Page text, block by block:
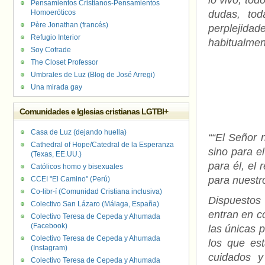
dudas,
““El
sino para
para él, el
para
entran en
las únicas
los que
cuidados
Pensamientos Cristianos-Pensamientos
Homoeróticos
Père Jonathan (francés)
Refugio Interior
Soy Cofrade
The Closet Professor
Umbrales de Luz (Blog de José Arregi)
Una mirada gay
Comunidades e Iglesias cristianas LGTBI+
Casa de Luz (dejando huella)
Cathedral of Hope/Catedral de la Esperanza
(Texas, EE.UU.)
Católicos homo y bisexuales
CCEI "El Camino" (Perú)
Co-libr-í (Comunidad Cristiana inclusiva)
Colectivo San Lázaro (Málaga, España)
Colectivo Teresa de Cepeda y Ahumada
(Facebook)
Colectivo Teresa de Cepeda y Ahumada
(Instagram)
Colectivo Teresa de Cepeda y Ahumada